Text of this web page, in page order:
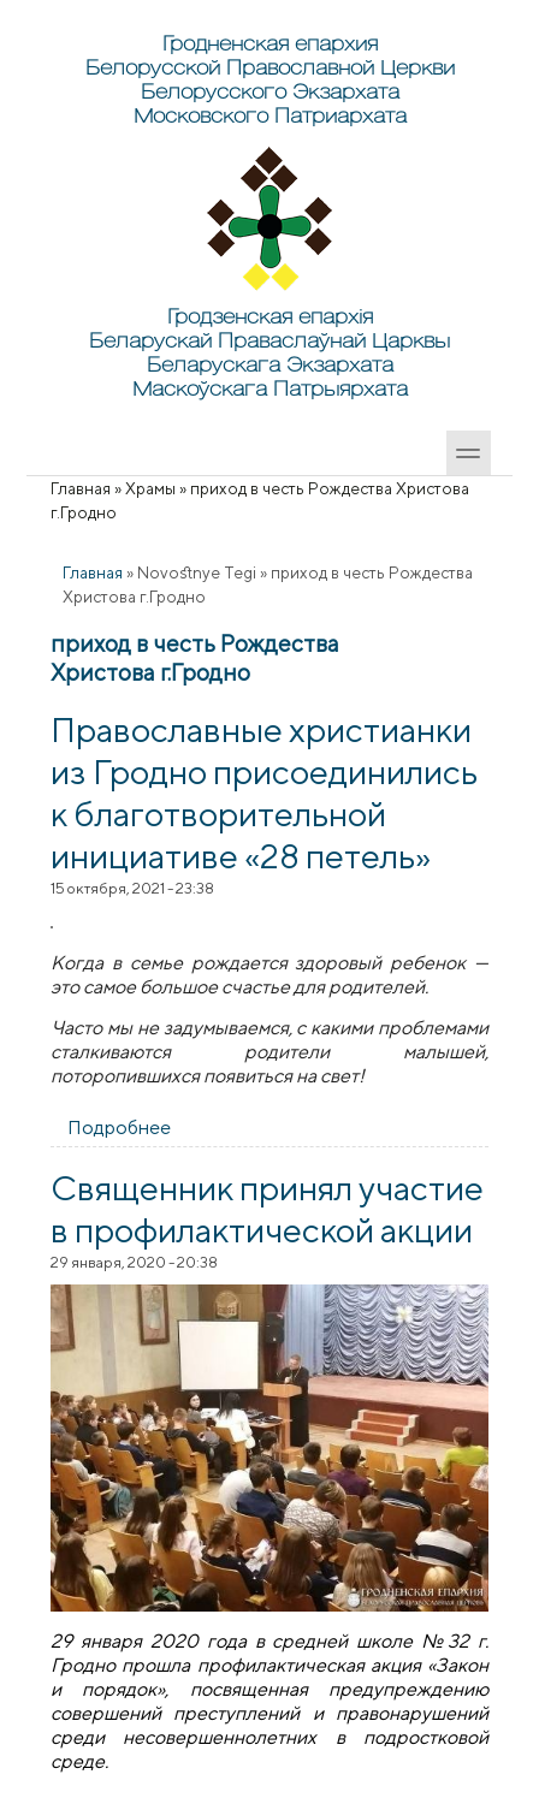
Гродненская епархия
Белорусской Православной Церкви
Белорусского Экзархата
Московского Патриархата
Гродзенская епархія
Беларускай Праваслаўнай Царквы
Беларускага Экзархата
Маскоўскага Патрыярхата
Вы здесь
Главная »Храмы » приход в честь Рождества Христова
г.Гродно
Главная » Novostnye Tegi » приход в честь Рождества
Христова г.Гродно
приход в честь Рождества
Христова г.Гродно
Православные христианки
из Гродно присоединились
к благотворительной
инициативе «28 петель»
15 октября, 2021 - 23:38
Когда в семье рождается здоровый ребенок —
это самое большое счастье для родителей.
Часто мы не задумываемся, с какими проблемами
сталкиваются родители малышей,
поторопившихся появиться на свет!
Подробнее
присоединились к благотворительной
Священник принял участие
в профилактической акции
29 января, 2020 - 20:38
29 января 2020 года в средней школе №32 г.
Гродно прошла профилактическая акция «Закон
и порядок», посвященная предупреждению
совершений преступлений и правонарушений
среди несовершеннолетних в подростковой
среде.